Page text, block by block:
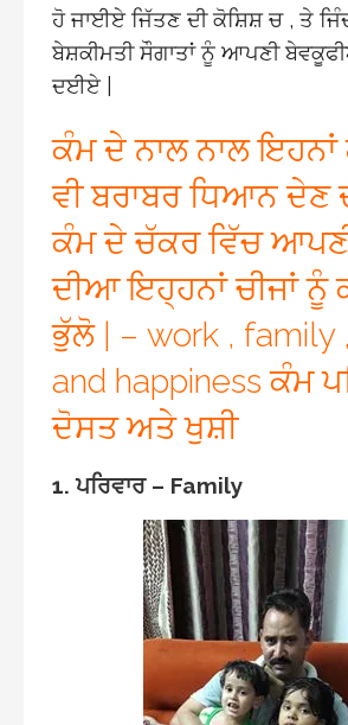
ਹੋ ਜਾਈਏ ਜਿੱਤਣ ਦੀ ਕੋਸ਼ਿਸ਼ ਚ , ਤੇ
ਬੇਸ਼ਕੀਮਤੀ ਸੌਗਾਤਾਂ ਨੂੰ ਆਪਣੀ
ਦਈਏ |
ਕੰਮ ਦੇ ਨਾਲ ਨਾਲ ਇਹਨਾਂ
ਵੀ ਬਰਾਬਰ ਧਿਆਨ ਦੇਣ
ਕੰਮ ਦੇ ਚੱਕਰ ਵਿੱਚ
ਦੀਆ ਇਹ੍ਹਨਾਂ ਚੀਜਾਂ ਨੂੰ
ਭੁੱਲੋ | – work , family
and happiness ਕੰਮ
ਦੋਸਤ ਅਤੇ ਖੁਸ਼ੀ
1. ਪਰਿਵਾਰ – Family